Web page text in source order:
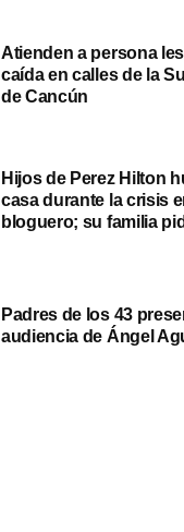
Atienden a persona
caída en calles de la
de Cancún
Hijos de Perez Hilton
casa durante la crisis
bloguero; su familia
Padres de los 43
audiencia de Ángel